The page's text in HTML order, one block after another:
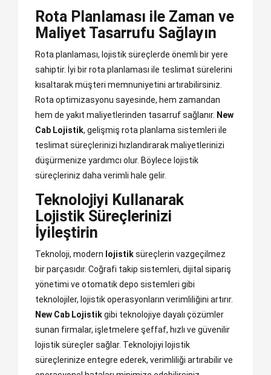
Rota Planlaması ile Zaman ve
Maliyet Tasarrufu Sağlayın
Rota planlaması, lojistik süreçlerde önemli bir yere
sahiptir. İyi bir rota planlaması ile teslimat sürelerini
kısaltarak müşteri memnuniyetini artırabilirsiniz.
Rota optimizasyonu sayesinde, hem zamandan
hem de yakıt maliyetlerinden tasarruf sağlanır. New
Cab Lojistik, gelişmiş rota planlama sistemleri ile
teslimat süreçlerinizi hızlandırarak maliyetlerinizi
düşürmenize yardımcı olur. Böylece lojistik
süreçleriniz daha verimli hale gelir.
Teknolojiyi Kullanarak
Lojistik Süreçlerinizi
İyileştirin
Teknoloji, modern lojistiksüreçlerin vazgeçilmez
bir parçasıdır. Coğrafi takip sistemleri, dijital sipariş
yönetimi ve otomatik depo sistemleri gibi
teknolojiler, lojistik operasyonların verimliliğini artırır.
New Cab Lojistikgibi teknolojiye dayalı çözümler
sunan firmalar, işletmelere şeffaf, hızlı ve güvenilir
lojistik süreçler sağlar. Teknolojiyi lojistik
süreçlerinize entegre ederek, verimliliği artırabilir ve